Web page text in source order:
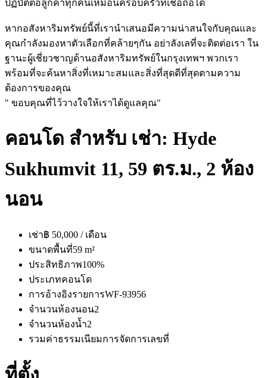
ปฏิบัติต่อลูกค้าทุกคนเหมือนครอบครัวที่เชื่อถือได้
หากอสังหาริมทรัพย์นี้ที่เรานำเสนอมีความน่าสนใจกับคุณและ
คุณกำลังมองหาตัวเลือกที่คล้ายๆกัน อย่าลังเลที่จะติดต่อเรา ใน
ฐานะผู้เชี่ยวชาญด้านอสังหาริมทรัพย์ในกรุงเทพฯ พวกเรา
พร้อมที่จะค้นหาสิ่งที่เหมาะสมและสิ่งที่สุดดีที่สุดตามความ
ต้องการของคุณ
" ขอบคุณที่ไว้วางใจให้เราได้ดูแลคุณ"
คอนโด สำหรับ เช่า: Hyde
Sukhumvit 11, 59 ตร.ม., 2 ห้อง
นอน
เช่า฿ 50,000 / เดือน
ขนาดพื้นที่59 m²
ประสิทธิภาพ100%
ประเภทคอนโด
การอ้างอิงรายการWF-93956
จำนวนห้องนอน2
จำนวนห้องน้ำ2
รวมค่าธรรมเนียมการจัดการเลขที่